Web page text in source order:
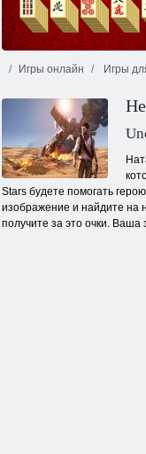
Сказочные питомцы
Ежедневный
Игры онлайн Игры
Stars будете помогать
изображение и найдите на
получите за это очки.